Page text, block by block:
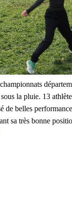
la pluie. 13
de belles
sa très bonne